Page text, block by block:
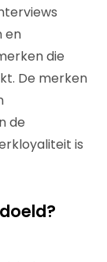
en
die
De merken
de
is